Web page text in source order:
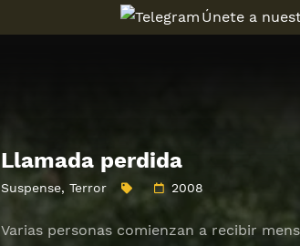
Únete a
Llamada perdida
Suspense, Terror 2008
Varias personas comienzan a recibir